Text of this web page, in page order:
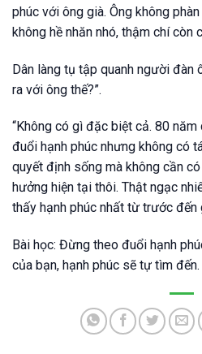
phúc với ông già. Ông không
không hề nhăn nhó, thậm chí còn
Dân làng tụ tập quanh người đàn
ra với ông thế?”.
“Không có gì đặc biệt cả. 80
đuổi hạnh phúc nhưng không có
quyết định sống mà không cần
hưởng hiện tại thôi. Thật ngạc
thấy hạnh phúc nhất từ trước đến
Bài học: Đừng theo đuổi hạnh
của bạn, hạnh phúc sẽ tự tìm đến.